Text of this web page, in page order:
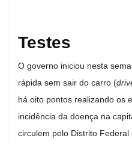
Testes
O governo iniciou nesta
rápida sem sair do carro (
há oito pontos realizando os
incidência da doença na
circulem pelo Distrito